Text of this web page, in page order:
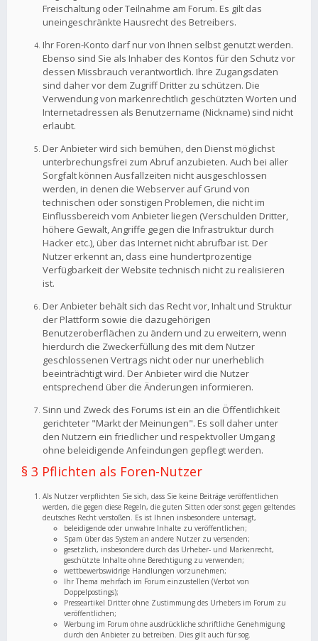
Freischaltung oder Teilnahme am Forum. Es gilt das
uneingeschränkte Hausrecht des Betreibers.
Ihr Foren-Konto darf nur von Ihnen selbst genutzt werden.
Ebenso sind Sie als Inhaber des Kontos für den Schutz vor
dessen Missbrauch verantwortlich. Ihre Zugangsdaten
sind daher vor dem Zugriff Dritter zu schützen. Die
Verwendung von markenrechtlich geschützten Worten und
Internetadressen als Benutzername (Nickname) sind nicht
erlaubt.
Der Anbieter wird sich bemühen, den Dienst möglichst
unterbrechungsfrei zum Abruf anzubieten. Auch bei aller
Sorgfalt können Ausfallzeiten nicht ausgeschlossen
werden, in denen die Webserver auf Grund von
technischen oder sonstigen Problemen, die nicht im
Einflussbereich vom Anbieter liegen (Verschulden Dritter,
höhere Gewalt, Angriffe gegen die Infrastruktur durch
Hacker etc.), über das Internet nicht abrufbar ist. Der
Nutzer erkennt an, dass eine hundertprozentige
Verfügbarkeit der Website technisch nicht zu realisieren
ist.
Der Anbieter behält sich das Recht vor, Inhalt und Struktur
der Plattform sowie die dazugehörigen
Benutzeroberflächen zu ändern und zu erweitern, wenn
hierdurch die Zweckerfüllung des mit dem Nutzer
geschlossenen Vertrags nicht oder nur unerheblich
beeinträchtigt wird. Der Anbieter wird die Nutzer
entsprechend über die Änderungen informieren.
Sinn und Zweck des Forums ist ein an die Öffentlichkeit
gerichteter "Markt der Meinungen". Es soll daher unter
den Nutzern ein friedlicher und respektvoller Umgang
ohne beleidigende Anfeindungen gepflegt werden.
§ 3 Pflichten als Foren-Nutzer
Als Nutzer verpflichten Sie sich, dass Sie keine Beiträge veröffentlichen
werden, die gegen diese Regeln, die guten Sitten oder sonst gegen geltendes
deutsches Recht verstoßen. Es ist Ihnen insbesondere untersagt,
beleidigende oder unwahre Inhalte zu veröffentlichen;
Spam über das System an andere Nutzer zu versenden;
gesetzlich, insbesondere durch das Urheber- und Markenrecht,
geschützte Inhalte ohne Berechtigung zu verwenden;
wettbewerbswidrige Handlungen vorzunehmen;
Ihr Thema mehrfach im Forum einzustellen (Verbot von
Doppelpostings);
Presseartikel Dritter ohne Zustimmung des Urhebers im Forum zu
veröffentlichen;
Werbung im Forum ohne ausdrückliche schriftliche Genehmigung
durch den Anbieter zu betreiben. Dies gilt auch für sog.